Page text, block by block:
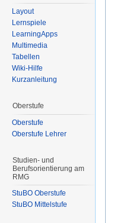
Layout
Lernspiele
LearningApps
Multimedia
Tabellen
Wiki-Hilfe
Kurzanleitung
Oberstufe
Oberstufe
Oberstufe Lehrer
Studien- und
Berufsorientierung am
RMG
StuBO Oberstufe
StuBO Mittelstufe